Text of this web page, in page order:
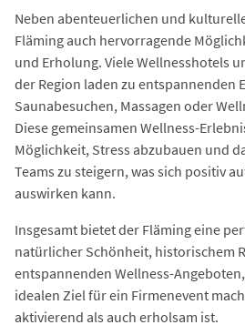
Neben abenteuerlichen und
Fläming auch hervorragende
und Erholung. Viele Wellnesshotels
der Region laden zu entspannenden
Saunabesuchen, Massagen oder
Diese gemeinsamen Wellness-
Möglichkeit, Stress abzubauen und
Teams zu steigern, was sich positiv
auswirken kann.
Insgesamt bietet der Fläming eine
natürlicher Schönheit, historischem
entspannenden Wellness-
idealen Ziel für ein Firmenevent
aktivierend als auch erholsam ist.